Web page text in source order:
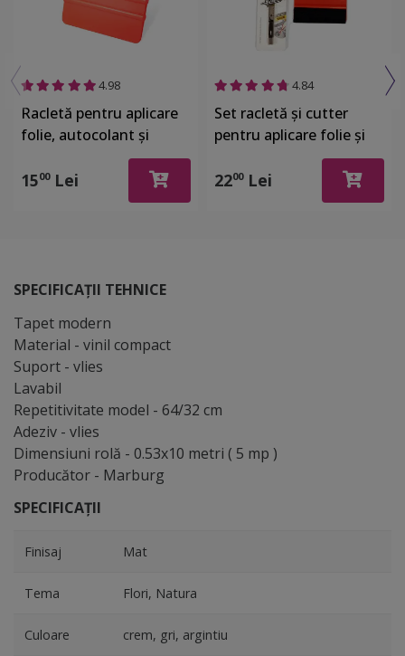
4.98
Racletă pentru aplicare
folie, autocolant şi
stickere, din plastic cu o
latură cu pâslă
1500Lei
4.84
Set racletă şi cutter
pentru aplicare folie şi
2200Lei
SPECIFICAȚII TEHNICE
Tapet modern
Material - vinil compact
Suport - vlies
Lavabil
Repetitivitate model - 64/32 cm
Adeziv - vlies
Dimensiuni rolă - 0.53x10 metri ( 5 mp )
Producător - Marburg
SPECIFICAȚII
Finisaj Mat
Tema Flori, Natura
Culoare crem, gri, argintiu